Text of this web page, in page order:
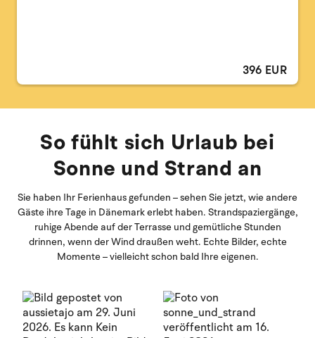
396 EUR
So fühlt sich Urlaub bei
Sonne und Strand an
Sie haben Ihr Ferienhaus gefunden – sehen Sie jetzt, wie andere
Gäste ihre Tage in Dänemark erlebt haben. Strandspaziergänge,
ruhige Abende auf der Terrasse und gemütliche Stunden
drinnen, wenn der Wind draußen weht. Echte Bilder, echte
Momente – vielleicht schon bald Ihre eigenen.